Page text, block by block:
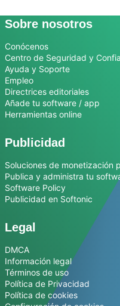
Sobre nosotros
Conócenos
Centro de Seguridad y
Ayuda y Soporte
Empleo
Directrices editoriales
Añade tu software / app
Herramientas online
Publicidad
Soluciones de monetización
Publica y administra tu
Software Policy
Publicidad en Softonic
Legal
DMCA
Información legal
Términos de uso
Política de Privacidad
Política de cookies